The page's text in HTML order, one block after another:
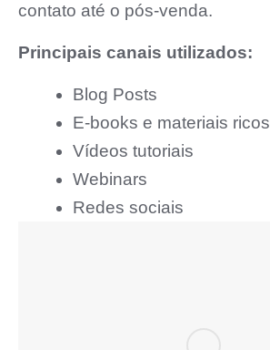
contato até o pós-venda.
Principais canais utilizados:
Blog Posts
E-books e materiais ricos
Vídeos tutoriais
Webinars
Redes sociais